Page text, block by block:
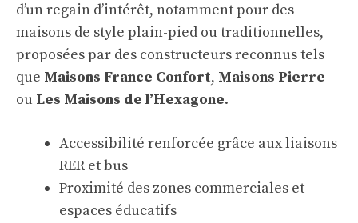
d’un regain d’intérêt, notamment pour des
maisons de style plain-pied ou traditionnelles,
proposées par des constructeurs reconnus tels
que Maisons France Confort, Maisons Pierre
ou Les Maisons de l’Hexagone.
Accessibilité renforcée grâce aux liaisons
RER et bus
Proximité des zones commerciales et
espaces éducatifs